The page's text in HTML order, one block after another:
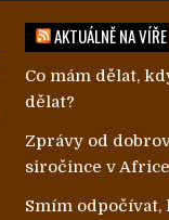
AKTUÁLNĚ NA VÍŘE
Co mám dělat,
dělat?
Zprávy od
siročince v Africe
Smím odpočívat,